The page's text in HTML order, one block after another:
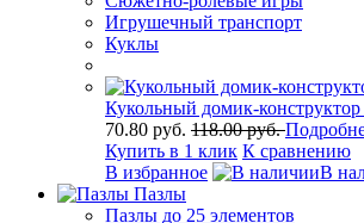
Игрушечный транспорт
Куклы
Кукольный домик-
70.80 руб. 118.00 руб.
Купить в 1 клик К сравнению
В избранное
В
Пазлы
Пазлы до 25 элементов